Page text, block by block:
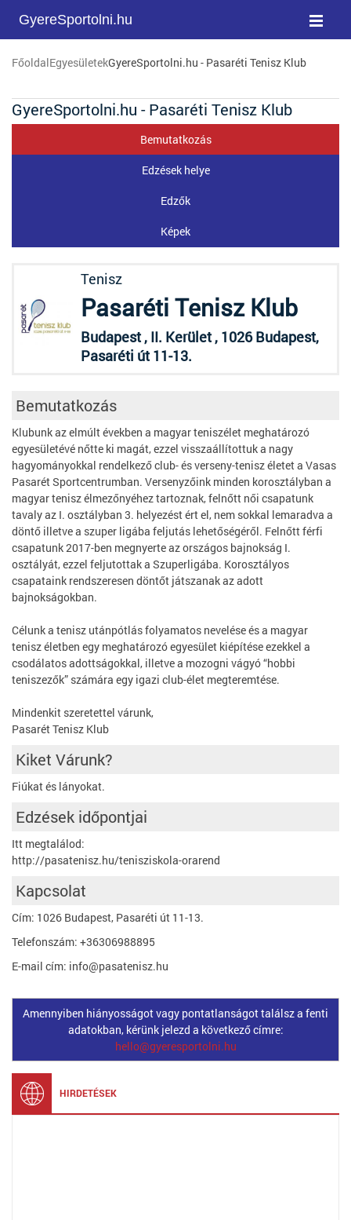
GyereSportolni.hu
FőoldalEgyesületekGyereSportolni.hu - Pasaréti Tenisz Klub
GyereSportolni.hu - Pasaréti Tenisz Klub
Bemutatkozás
Edzések helye
Edzők
Képek
Tenisz
Pasaréti Tenisz Klub
Budapest , II. Kerület , 1026 Budapest,
Pasaréti út 11-13.
Bemutatkozás
Klubunk az elmúlt években a magyar teniszélet meghatározó
egyesületévé nőtte ki magát, ezzel visszaállítottuk a nagy
hagyományokkal rendelkező club- és verseny-tenisz életet a Vasas
Pasarét Sportcentrumban. Versenyzőink minden korosztályban a
magyar tenisz élmezőnyéhez tartoznak, felnőtt női csapatunk
tavaly az I. osztályban 3. helyezést ért el, nem sokkal lemaradva a
döntő illetve a szuper ligába feljutás lehetőségéről. Felnőtt férfi
csapatunk 2017-ben megnyerte az országos bajnokság I.
osztályát, ezzel feljutottak a Szuperligába. Korosztályos
csapataink rendszeresen döntőt játszanak az adott
bajnokságokban.
Célunk a tenisz utánpótlás folyamatos nevelése és a magyar
tenisz életben egy meghatározó egyesület kiépítése ezekkel a
csodálatos adottságokkal, illetve a mozogni vágyó “hobbi
teniszezők” számára egy igazi club-élet megteremtése.
Mindenkit szeretettel várunk,
Pasarét Tenisz Klub
Kiket Várunk?
Fiúkat és lányokat.
Edzések időpontjai
Itt megtalálod:
http://pasatenisz.hu/tenisziskola-orarend
Kapcsolat
Cím: 1026 Budapest, Pasaréti út 11-13.
Telefonszám: +36306988895
E-mail cím: info@pasatenisz.hu
Amennyiben hiányosságot vagy pontatlanságot találsz a fenti
adatokban, kérünk jelezd a következő címre:
hello@gyeresportolni.hu
HIRDETÉSEK